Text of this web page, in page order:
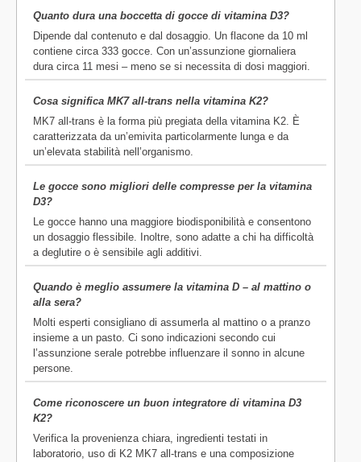
Quanto dura una boccetta di gocce di vitamina D3?
Dipende dal contenuto e dal dosaggio. Un flacone da 10 ml
contiene circa 333 gocce. Con un’assunzione giornaliera
dura circa 11 mesi – meno se si necessita di dosi maggiori.
Cosa significa MK7 all-trans nella vitamina K2?
MK7 all-trans è la forma più pregiata della vitamina K2. È
caratterizzata da un’emivita particolarmente lunga e da
un’elevata stabilità nell’organismo.
Le gocce sono migliori delle compresse per la vitamina
D3?
Le gocce hanno una maggiore biodisponibilità e consentono
un dosaggio flessibile. Inoltre, sono adatte a chi ha difficoltà
a deglutire o è sensibile agli additivi.
Quando è meglio assumere la vitamina D – al mattino o
alla sera?
Molti esperti consigliano di assumerla al mattino o a pranzo
insieme a un pasto. Ci sono indicazioni secondo cui
l’assunzione serale potrebbe influenzare il sonno in alcune
persone.
Come riconoscere un buon integratore di vitamina D3
K2?
Verifica la provenienza chiara, ingredienti testati in
laboratorio, uso di K2 MK7 all-trans e una composizione